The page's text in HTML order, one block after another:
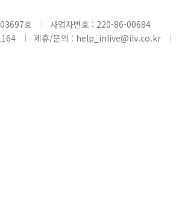
호
사업자번호 : 220-86-00684
제휴/문의 : help_inlive@ilv.co.kr